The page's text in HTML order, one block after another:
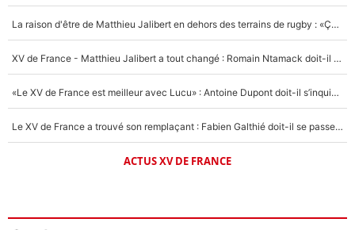
La raison d'être de Matthieu Jalibert en dehors des terrains de rugby : «Ça m'atteint autant que si tu touches à un membre de ma famille»
XV de France - Matthieu Jalibert a tout changé : Romain Ntamack doit-il s’inquiéter pour sa place à un an de la Coupe du monde ?
«Le XV de France est meilleur avec Lucu» : Antoine Dupont doit-il s’inquiéter pour sa place ?
Le XV de France a trouvé son remplaçant : Fabien Galthié doit-il se passer d'Antoine Dupont ?
ACTUS XV DE FRANCE